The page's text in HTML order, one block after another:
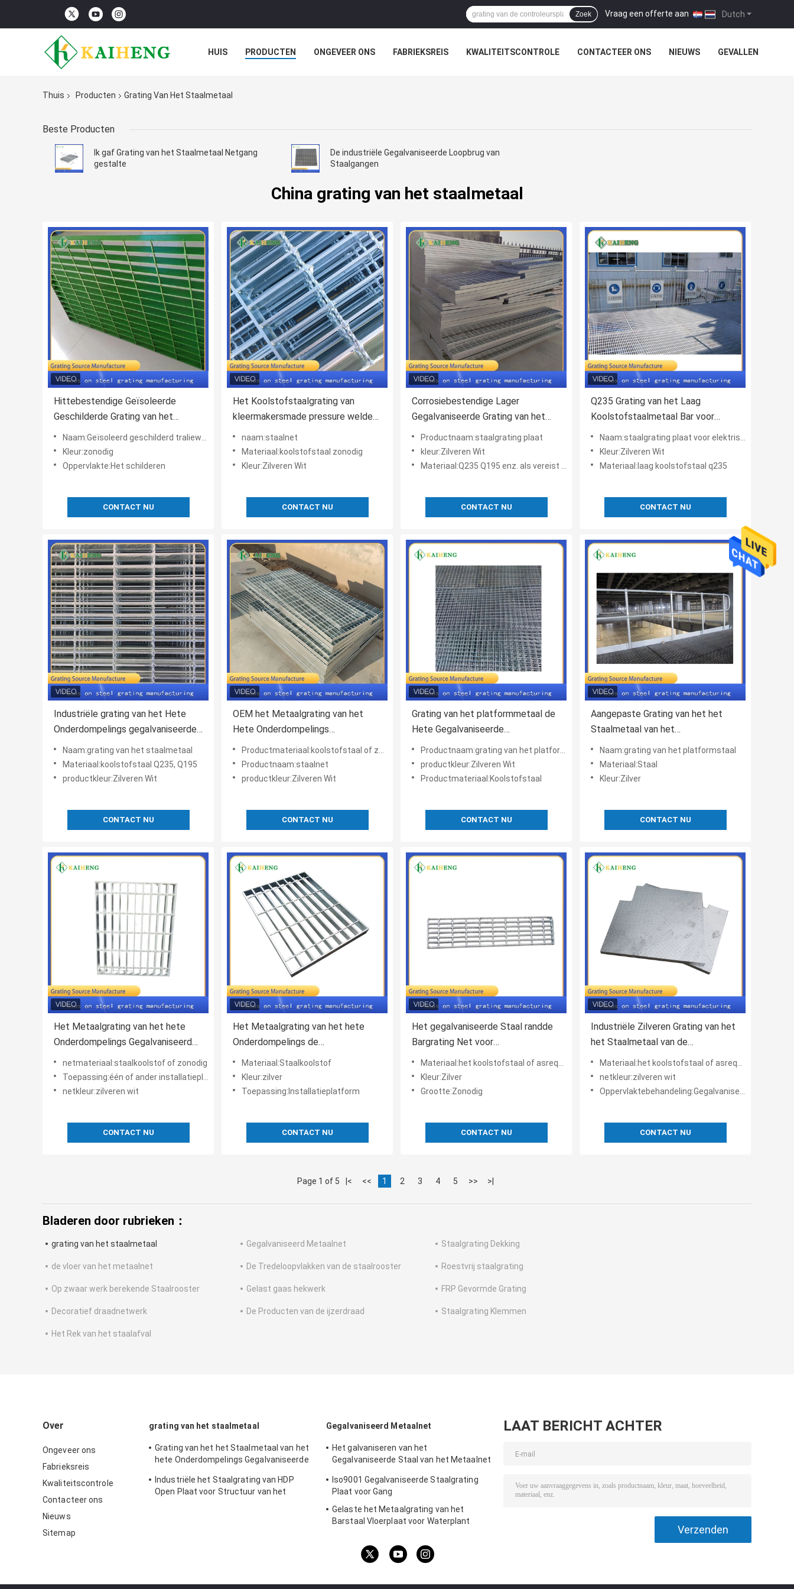
Dutch
Vraag een offerte aan |
Zoek
HUIS PRODUCTEN ONGEVEER ONS FABRIEKSREIS KWALITEITSCONTROLE CONTACTEER ONS NIEUWS GEVALLEN
Thuis Producten Grating Van Het Staalmetaal
Beste Producten
Ik gaf Grating van het Staalmetaal Netgang
gestalte
De industriële Gegalvaniseerde Loopbrug van
Staalgangen
China grating van het staalmetaal
Hittebestendige Geïsoleerde
Geschilderde Grating van het
Staalmetaal voor Industrieel
Naam:Geïsoleerd geschilderd traliewerkpaneel
Kleur:zonodig
Oppervlakte:Het schilderen
CONTACT NU
Het Koolstofstaalgrating van
kleermakersmade pressure welded
voor Werkend Platform
naam:staalnet
Materiaal:koolstofstaal zonodig
Kleur:Zilveren Wit
CONTACT NU
Corrosiebestendige Lager
Gegalvaniseerde Grating van het
Staalmetaal voor Platform
Productnaam:staalgrating plaat
kleur:Zilveren Wit
Materiaal:Q235 Q195 enz. als vereist uw
CONTACT NU
Q235 Grating van het Laag
Koolstofstaalmetaal Bar voor
Elektrische centraleplatform
Naam:staalgrating plaat voor elektrische centraleplatform
Kleur:Zilveren Wit
Materiaal:laag koolstofstaal q235
CONTACT NU
Industriële grating van het Hete
Onderdompelings gegalvaniseerde
staal Plaat 30mmx50mm
Naam:grating van het staalmetaal
Materiaal:koolstofstaal Q235, Q195
productkleur:Zilveren Wit
CONTACT NU
OEM het Metaalgrating van het
Hete Onderdompelings
Gegalvaniseerde Staal voor
Stadiumgang
Productmateriaal:koolstofstaal of zonodig
Productnaam:staalnet
productkleur:Zilveren Wit
CONTACT NU
Grating van het platformmetaal de
Hete Gegalvaniseerde
Onderdompeling van de Op zwaar
werk berekende Staalloopbrug
Productnaam:grating van het platformstaal
productkleur:Zilveren Wit
Productmateriaal:Koolstofstaal
CONTACT NU
Aangepaste Grating van het het
Staalmetaal van het
Workshopplatform voor Loopbrug
Naam:grating van het platformstaal
Materiaal:Staal
Kleur:Zilver
CONTACT NU
Het Metaalgrating van het hete
Onderdompelings Gegalvaniseerd
staal Rebar Net voor Bedrijf
netmateriaal:staalkoolstof of zonodig
Toepassing:één of ander installatieplatform
netkleur:zilveren wit
CONTACT NU
Het Metaalgrating van het hete
Onderdompelings de
Gegalvaniseerde Staal van het het
Metaalafvoerkanaal van
Afvoerkanaalnetten Netten G325
Materiaal:Staalkoolstof
Kleur:zilver
Toepassing:Installatieplatform
CONTACT NU
Het gegalvaniseerde Staal randde
Bargrating Net voor
Rioleringsinstallatie
Materiaal:het koolstofstaal of asrequired
Kleur:Zilver
Grootte:Zonodig
CONTACT NU
Industriële Zilveren Grating van het
het Staalmetaal van de
Controlesamenstelling Plaat Sa325
Materiaal:het koolstofstaal of asrequired
netkleur:zilveren wit
Oppervlaktebehandeling:Gegalvaniseerd heet
CONTACT NU
Page 1 of 5 |< << 1 2 3 4 5 >> >|
Bladeren door rubrieken：
grating van het staalmetaal Gegalvaniseerd Metaalnet Staalgrating Dekking
de vloer van het metaalnet De Tredeloopvlakken van de staalrooster Roestvrij staalgrating
Op zwaar werk berekende Staalrooster Gelast gaas hekwerk FRP Gevormde Grating
Decoratief draadnetwerk De Producten van de ijzerdraad Staalgrating Klemmen
Het Rek van het staalafval
Over
Ongeveer ons
Fabrieksreis
Kwaliteitscontrole
Contacteer ons
Nieuws
Sitemap
grating van het staalmetaal
Grating van het het Staalmetaal van het
hete Onderdompelings Gegalvaniseerde
Staalstructuur
Industriële het Staalgrating van HDP
Open Plaat voor Structuur van het
Gegalvaniseerd Metaalnet
Het galvaniseren van het
Gegalvaniseerde Staal van het Metaalnet
Iso9001 Gegalvaniseerde Staalgrating
Plaat voor Gang
Gelaste het Metaalgrating van het
Barstaal Vloerplaat voor Waterplant
LAAT BERICHT ACHTER